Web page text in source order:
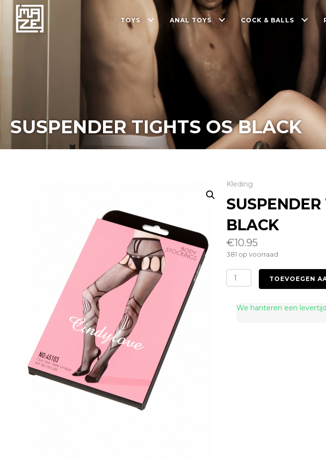
TOYS ANAL TOYS COCK & BALLS
SUSPENDER TIGHTS OS BLACK
Kleding
BLACK
€10.95
381 op voorraad
Suspender
Tights
Black
aantal
TOEVOEGEN
We hanteren een